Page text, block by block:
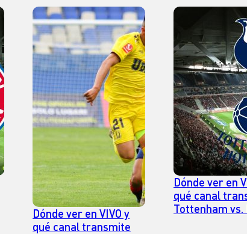
Dónde ver en VIVO y
qué canal transmite
Dónde ver en
qué canal
Tottenham vs.